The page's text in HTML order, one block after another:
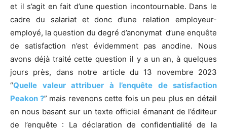
et il s’agit en fait d’une question incontournable. Dans le
cadre du salariat et donc d’une relation employeur-
employé, la question du degré d’anonymat d’une enquête
de satisfaction n’est évidemment pas anodine. Nous
avons déjà traité cette question il y a un an, à quelques
jours près, dans notre article du 13 novembre 2023
“Quelle valeur attribuer à l’enquête de satisfaction
Peakon ?” mais revenons cette fois un peu plus en détail
en nous basant sur un texte officiel émanant de l’éditeur
de l’enquête : La déclaration de confidentialité de la